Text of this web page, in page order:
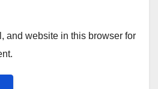
and website in this browser for